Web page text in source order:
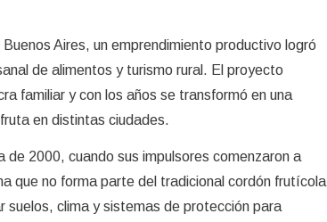
Aires, un emprendimiento productivo logró
de alimentos y turismo rural. El proyecto
familiar y con los años se transformó en una
en distintas ciudades.
de 2000, cuando sus impulsores comenzaron a
que no forma parte del tradicional cordón frutícola
clima y sistemas de protección para